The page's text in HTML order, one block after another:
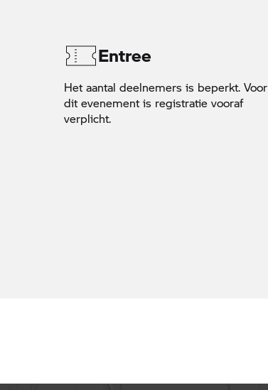
Entree
Het aantal deelnemers is beperkt. Voor
dit evenement is registratie vooraf
verplicht.